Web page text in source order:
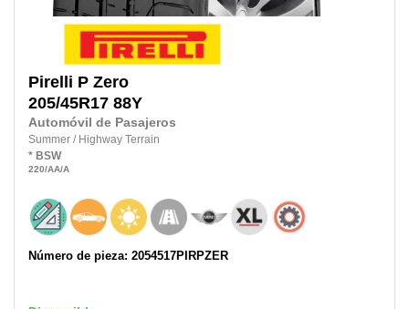
Pirelli P Zero
205/45R17 88Y
Automóvil de Pasajeros
Summer / Highway Terrain
* BSW
220/AA/A
Número de pieza: 2054517PIRPZER